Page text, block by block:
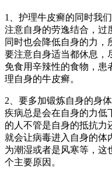
1、护理牛皮癣的同时我
注意自身的劳逸结合，过
同时也会降低自身的力，
要注意自身适当都休息，
免食用辛辣性的食物，患
理自身的牛皮癣。
2、要多加锻炼自身的身
疾病总是会在自身的力低
的人不管是自身的抵抗力
就会让病毒进入自身的体
为潮湿或者是风寒等，这
个主要原因。